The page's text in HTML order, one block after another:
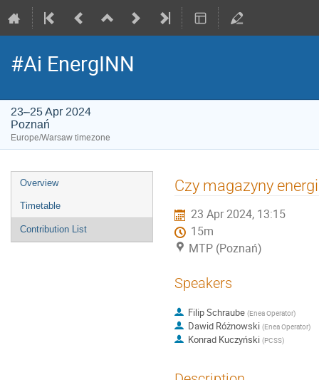
#Ai EnergINN
23–25 Apr 2024
Poznań
Europe/Warsaw timezone
Event
menu
Overview
Timetable
Contribution List
Czy magazyny
23 Apr 2024, 13:15
15m
MTP (Poznań)
Speakers
Filip Schraube (Enea Operator)
Dawid Różnowski (Enea Operator)
Konrad Kuczyński (PCSS)